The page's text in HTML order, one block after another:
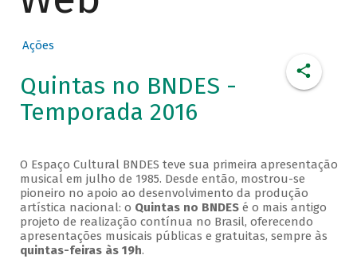
Ações
Quintas no BNDES -
Temporada 2016
O Espaço Cultural BNDES teve sua primeira apresentação
musical em julho de 1985. Desde então, mostrou-se
pioneiro no apoio ao desenvolvimento da produção
artística nacional: o Quintas no BNDESé o mais antigo
projeto de realização contínua no Brasil, oferecendo
apresentações musicais públicas e gratuitas, sempre às
quintas-feiras às 19h.